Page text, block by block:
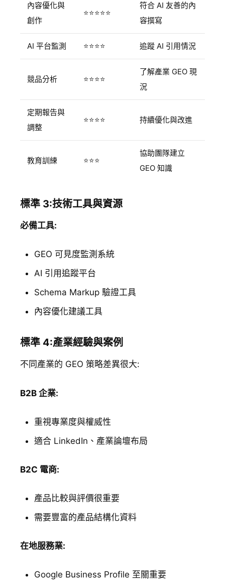
內容優化與
創作
⭐⭐⭐⭐⭐
符合 AI 友善的內
容撰寫
AI 平台監測 ⭐⭐⭐⭐ 追蹤 AI 引用情況
競品分析 ⭐⭐⭐⭐
了解產業 GEO 現
況
定期報告與
調整
⭐⭐⭐⭐ 持續優化與改進
教育訓練 ⭐⭐⭐
協助團隊建立
GEO 知識
標準 3:技術工具與資源
必備工具:
GEO 可見度監測系統
AI 引用追蹤平台
Schema Markup 驗證工具
內容優化建議工具
標準 4:產業經驗與案例
不同產業的 GEO 策略差異很大:
B2B 企業:
重視專業度與權威性
適合 LinkedIn、產業論壇布局
B2C 電商:
產品比較與評價很重要
需要豐富的產品結構化資料
在地服務業:
Google Business Profile 至關重要